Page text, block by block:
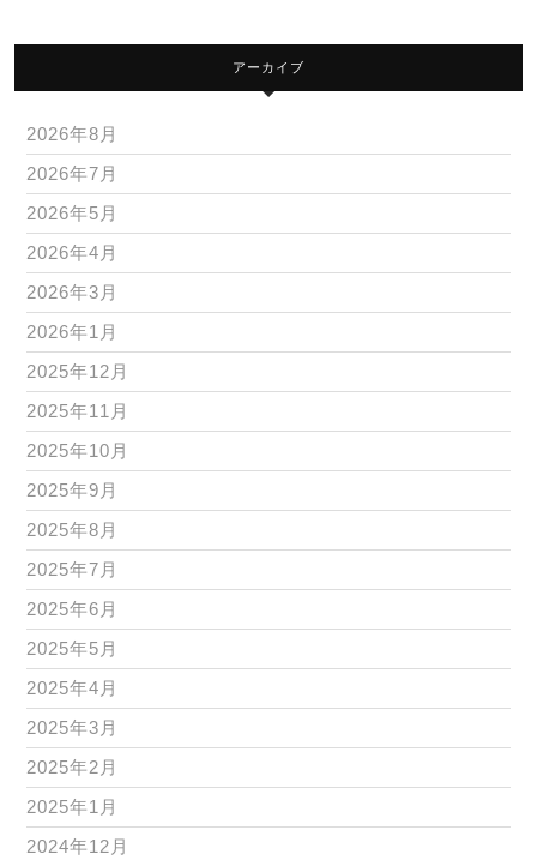
アーカイブ
2026年8月
2026年7月
2026年5月
2026年4月
2026年3月
2026年1月
2025年12月
2025年11月
2025年10月
2025年9月
2025年8月
2025年7月
2025年6月
2025年5月
2025年4月
2025年3月
2025年2月
2025年1月
2024年12月